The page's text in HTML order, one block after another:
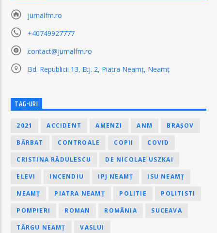
jurnalfm.ro
+40749927777
contact@jurnalfm.ro
Bd. Republicii 13, Etj. 2, Piatra Neamț, Neamț
TAG-URI
2021 ACCIDENT AMENZI ANM BRAȘOV
BĂRBAT CONTROALE COPII COVID
CRISTINA RĂDULESCU DE NICOLAE USZKAI
ELEVI INCENDIU IPJ NEAMȚ ISU NEAMȚ
NEAMȚ PIATRA NEAMȚ POLITIE POLITISTI
POMPIERI ROMAN ROMÂNIA SUCEAVA
TÂRGU NEAMȚ VASLUI